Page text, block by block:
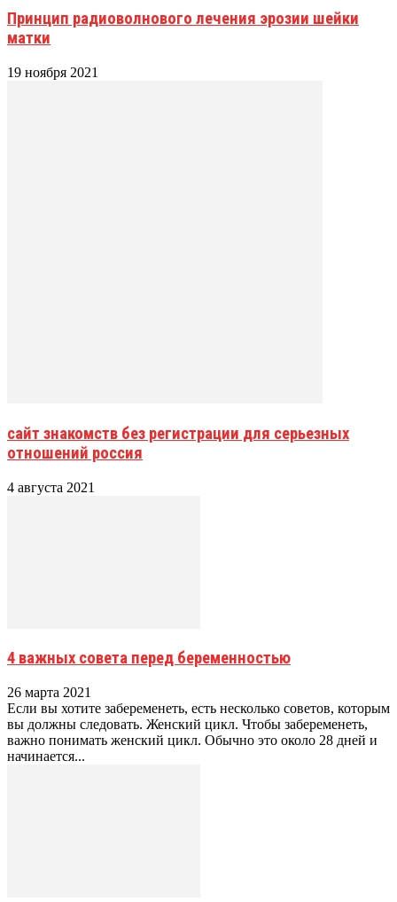
Принцип радиоволнового лечения эрозии шейки
матки
19 ноября 2021
сайт знакомств без регистрации для серьезных
отношений россия
4 августа 2021
4 важных совета перед беременностью
26 марта 2021
Если вы хотите забеременеть, есть несколько советов, которым
вы должны следовать. Женский цикл. Чтобы забеременеть,
важно понимать женский цикл. Обычно это около 28 дней и
начинается...